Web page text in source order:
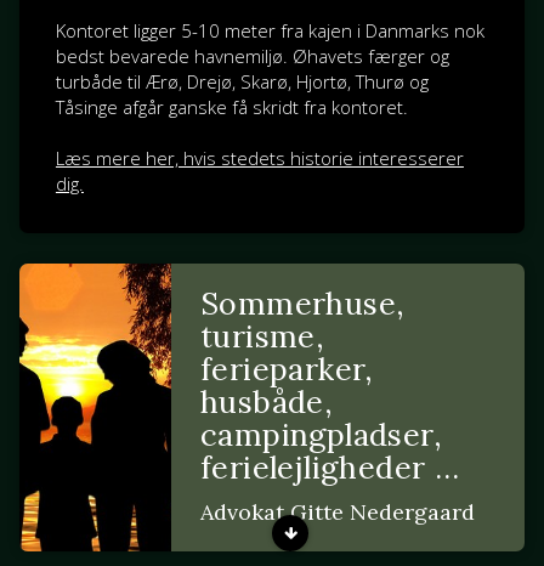
Kontoret ligger 5-10 meter fra kajen i Danmarks nok
bedst bevarede havnemiljø. Øhavets færger og
turbåde til Ærø, Drejø, Skarø, Hjortø, Thurø og
Tåsinge afgår ganske få skridt fra kontoret.
Læs mere her, hvis stedets historie interesserer
dig.
Sommerhuse,
turisme,
ferieparker,
husbåde,
campingpladser,
ferielejligheder …
Advokat Gitte Nedergaard